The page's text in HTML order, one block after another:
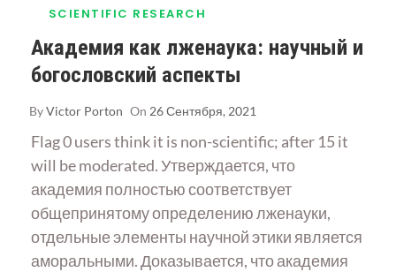
SCIENTIFIC RESEARCH
Академия как лженаука: научный и
богословский аспекты
ByVictor Porton On 26 Сентября, 2021
Flag 0 users think it is non-scientific; after 15 it
will be moderated. Утверждается, что
академия полностью соответствует
общепринятому определению лженауки,
отдельные элементы научной этики является
аморальными. Доказывается, что академия